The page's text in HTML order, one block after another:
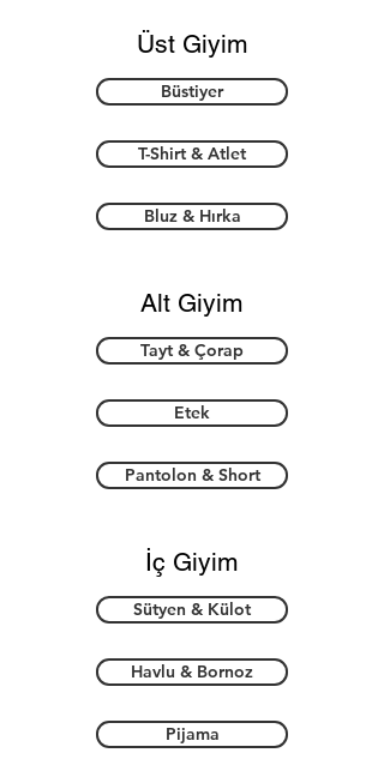
Üst Giyim
Büstiyer
T-Shirt & Atlet
Bluz & Hırka
Alt Giyim
Tayt & Çorap
Etek
Pantolon & Short
İç Giyim
Sütyen & Külot
Havlu & Bornoz
Pijama